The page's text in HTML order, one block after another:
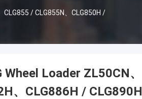
/ CLG855N、CLG850H /
Loader ZL50CN
、CLG886H / CLG890H